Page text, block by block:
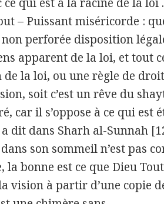
– Puissant miséricorde :
perforée disposition
apparent de la loi, et tout
la loi, ou une règle de
soit c’est un rêve du
car il s’oppose à ce qui est
dit dans Sharh al-Sunnah
son sommeil n’est pas
bonne est ce que Dieu
vision à partir d’une copie